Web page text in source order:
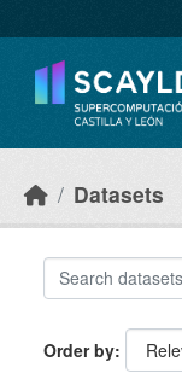
Datasets
Order by